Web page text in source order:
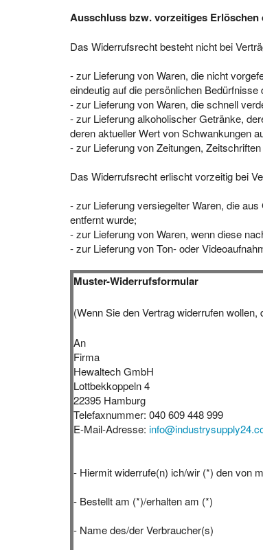
Ausschluss bzw. vorzeitiges
Das Widerrufsrecht besteht nicht bei
- zur Lieferung von Waren, die nicht
eindeutig auf die persönlichen
- zur Lieferung von Waren, die schnell
- zur Lieferung alkoholischer Getränke,
deren aktueller Wert von Schwankungen
- zur Lieferung von Zeitungen,
Das Widerrufsrecht erlischt vorzeitig bei
- zur Lieferung versiegelter Waren, die
entfernt wurde;
- zur Lieferung von Waren, wenn diese
- zur Lieferung von Ton- oder
Muster-Widerrufsformular
(Wenn Sie den Vertrag widerrufen
An
Firma
Hewaltech GmbH
Lottbekkoppeln 4
22395 Hamburg
Telefaxnummer: 040 609 448 999
E-Mail-Adresse:
- Hiermit widerrufe(n) ich/wir (*) den von
- Bestellt am (*)/erhalten am (*)
- Name des/der Verbraucher(s)